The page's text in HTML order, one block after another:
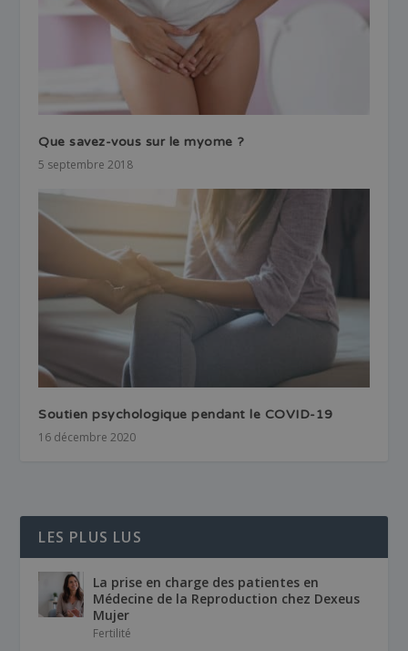
Que savez-vous sur le myome ?
5 septembre 2018
Soutien psychologique pendant le COVID-19
16 décembre 2020
LES PLUS LUS
La prise en charge des patientes en
Médecine de la Reproduction chez Dexeus
Mujer
Fertilité